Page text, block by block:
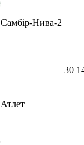
Самбір-Нива-2
Атлет
30